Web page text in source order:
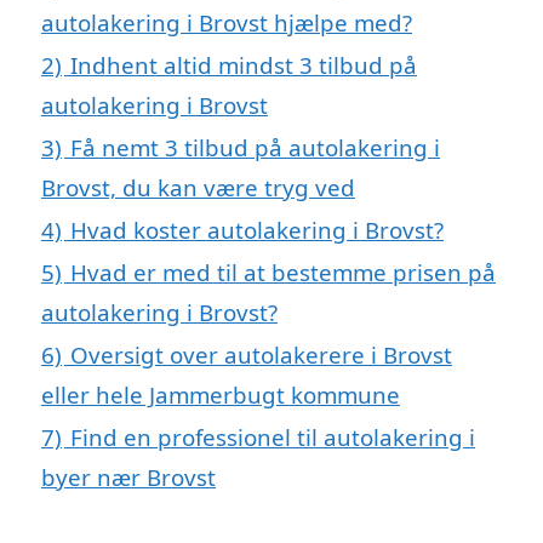
autolakering i Brovst hjælpe med?
2) Indhent altid mindst 3 tilbud på
autolakering i Brovst
3) Få nemt 3 tilbud på autolakering i
Brovst, du kan være tryg ved
4) Hvad koster autolakering i Brovst?
5) Hvad er med til at bestemme prisen på
autolakering i Brovst?
6) Oversigt over autolakerere i Brovst
eller hele Jammerbugt kommune
7) Find en professionel til autolakering i
byer nær Brovst